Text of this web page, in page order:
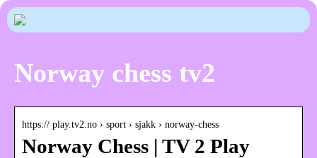
Norway chess tv2
https:// play.tv2.no › sport › sjakk › norway-chess
Norway Chess | TV 2 Play